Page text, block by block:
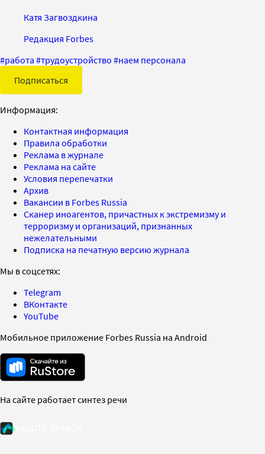
Катя Загвоздкина
Редакция Forbes
#работа #трудоустройство #наем персонала
Подписаться
Информация:
Контактная информация
Правила обработки
Реклама в журнале
Реклама на сайте
Условия перепечатки
Архив
Вакансии в Forbes Russia
Сканер иноагентов, причастных к экстремизму и
терроризму и организаций, признанных
нежелательными
Подписка на печатную версию журнала
Мы в соцсетях:
Telegram
ВКонтакте
YouTube
Мобильное приложение Forbes Russia на Android
На сайте работает синтез речи